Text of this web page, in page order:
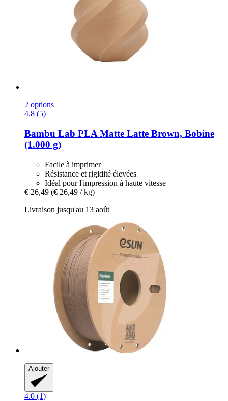
2 options
4.8 (5)
Bambu Lab PLA Matte Latte Brown, Bobine
(1.000 g)
Facile à imprimer
Résistance et rigidité élevées
Idéal pour l'impression à haute vitesse
€ 26,49 (€ 26,49 / kg)
Livraison jusqu'au 13 août
Ajouter
4.0 (1)